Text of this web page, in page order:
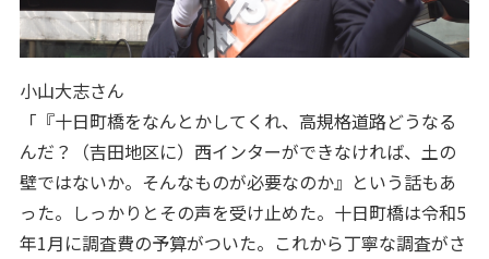
小山大志さん
「『十日町橋をなんとかしてくれ、高規格道路どうなる
んだ？（吉田地区に）西インターができなければ、土の
壁ではないか。そんなものが必要なのか』という話もあ
った。しっかりとその声を受け止めた。十日町橋は令和5
年1月に調査費の予算がついた。これから丁寧な調査がさ